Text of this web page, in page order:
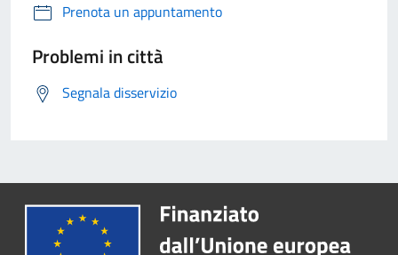
Prenota un appuntamento
Problemi in città
Segnala disservizio